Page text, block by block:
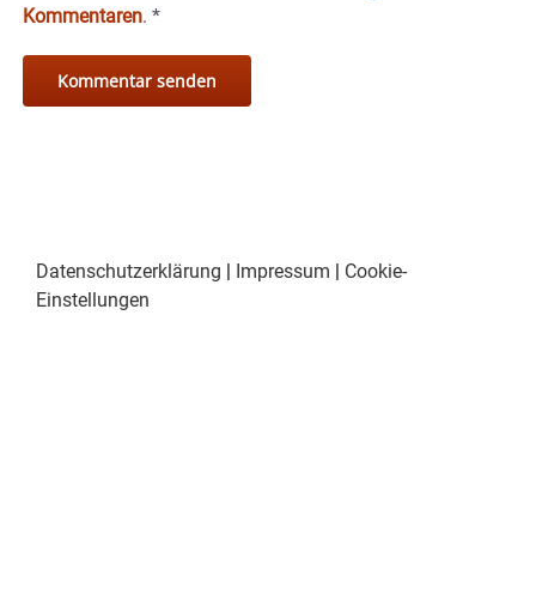
Kommentaren. *
Datenschutzerklärung | Impressum | Cookie-
Einstellungen